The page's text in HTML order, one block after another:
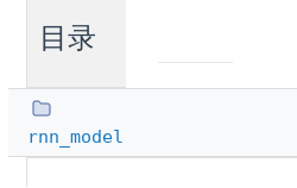
目录
rnn_model